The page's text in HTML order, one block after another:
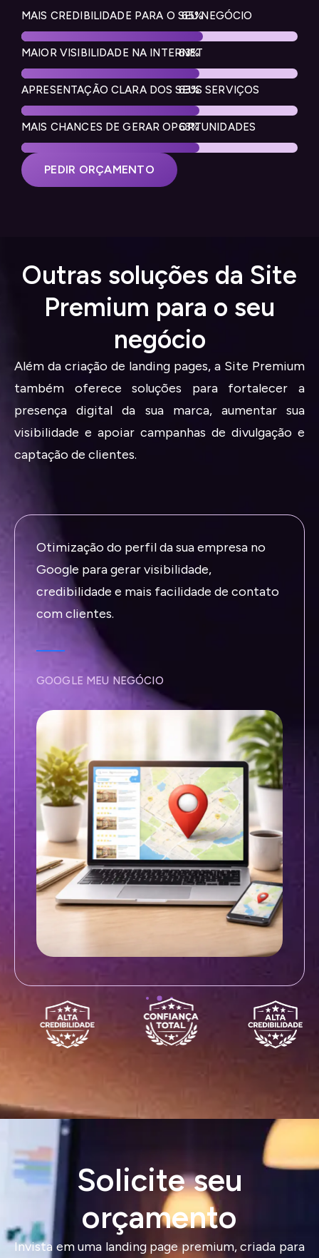
MAIS CREDIBILIDADE PARA O SEU NEGÓCIO
MAIOR VISIBILIDADE NA INTERNET
APRESENTAÇÃO CLARA DOS SEUS SERVIÇOS
MAIS CHANCES DE GERAR OPORTUNIDADES
PEDIR ORÇAMENTO
Outras soluções da Site
Premium para o seu
negócio
Além da criação de landing pages, a Site Premium
também oferece soluções para fortalecer a
presença digital da sua marca, aumentar sua
visibilidade e apoiar campanhas de divulgação e
captação de clientes.
Otimização do perfil da sua empresa no
Google para gerar visibilidade,
credibilidade e mais facilidade de contato
com clientes.
GOOGLE MEU NEGÓCIO
Solicite seu
orçamento
Invista em uma landing page premium, criada para